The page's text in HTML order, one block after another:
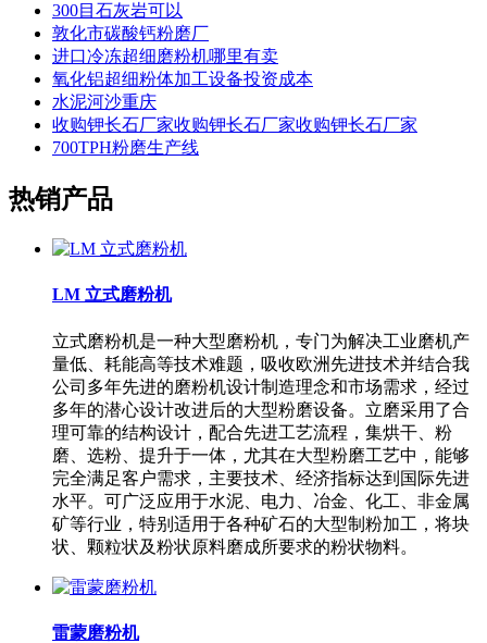
300目石灰岩可以
敦化市碳酸钙粉磨厂
进口冷冻超细磨粉机哪里有卖
氧化铝超细粉体加工设备投资成本
水泥河沙重庆
收购钾长石厂家收购钾长石厂家收购钾长石厂家
700TPH粉磨生产线
热销产品
LM 立式磨粉机
立式磨粉机是一种大型磨粉机，专门为解决工业磨机产
量低、耗能高等技术难题，吸收欧洲先进技术并结合我
公司多年先进的磨粉机设计制造理念和市场需求，经过
多年的潜心设计改进后的大型粉磨设备。立磨采用了合
理可靠的结构设计，配合先进工艺流程，集烘干、粉
磨、选粉、提升于一体，尤其在大型粉磨工艺中，能够
完全满足客户需求，主要技术、经济指标达到国际先进
水平。可广泛应用于水泥、电力、冶金、化工、非金属
矿等行业，特别适用于各种矿石的大型制粉加工，将块
状、颗粒状及粉状原料磨成所要求的粉状物料。
雷蒙磨粉机